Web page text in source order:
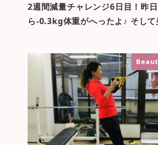
2週間減量チャレンジ6日目！昨
ら-0.3kg体重がへったよ♪ そし